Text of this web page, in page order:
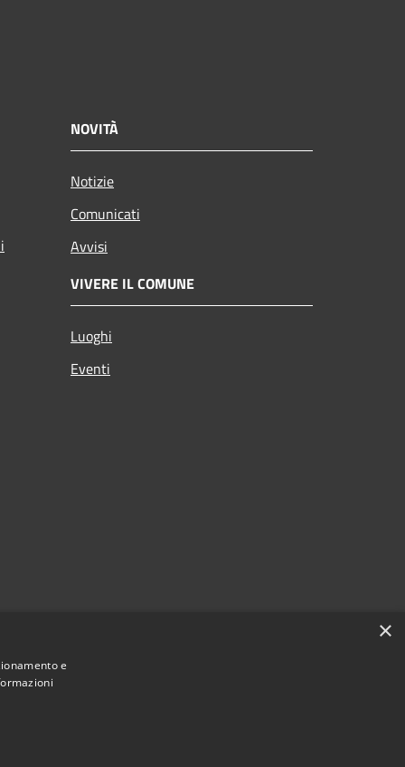
NOVITÀ
Notizie
Comunicati
Avvisi
VIVERE IL COMUNE
Luoghi
Eventi
×
e